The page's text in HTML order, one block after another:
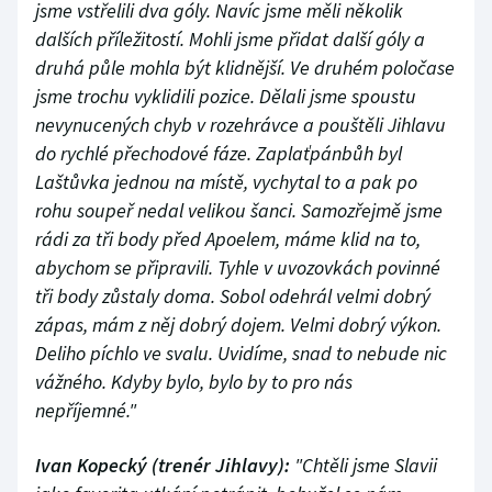
jsme vstřelili dva góly. Navíc jsme měli několik
dalších příležitostí. Mohli jsme přidat další góly a
druhá půle mohla být klidnější. Ve druhém poločase
jsme trochu vyklidili pozice. Dělali jsme spoustu
nevynucených chyb v rozehrávce a pouštěli Jihlavu
do rychlé přechodové fáze. Zaplaťpánbůh byl
Laštůvka jednou na místě, vychytal to a pak po
rohu soupeř nedal velikou šanci. Samozřejmě jsme
rádi za tři body před Apoelem, máme klid na to,
abychom se připravili. Tyhle v uvozovkách povinné
tři body zůstaly doma. Sobol odehrál velmi dobrý
zápas, mám z něj dobrý dojem. Velmi dobrý výkon.
Deliho píchlo ve svalu. Uvidíme, snad to nebude nic
vážného. Kdyby bylo, bylo by to pro nás
nepříjemné."
Ivan Kopecký (trenér Jihlavy): "Chtěli jsme Slavii